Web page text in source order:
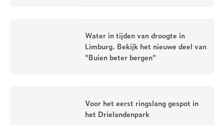
Water in tijden van droogte in
Limburg. Bekijk het nieuwe deel van
"Buien beter bergen"
Voor het eerst ringslang gespot in
het Drielandenpark